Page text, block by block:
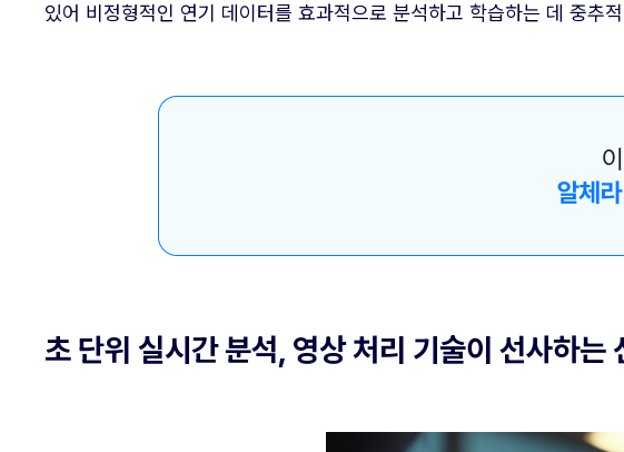
있어 비정형적인 연기 데이터를 효과적으로 분석하고 학습하는 데 중추
초 단위 실시간 분석, 영상 처리 기술이 선사하는